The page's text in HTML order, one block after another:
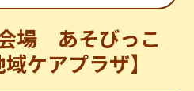
場 あそびっこ
ケアプラザ】